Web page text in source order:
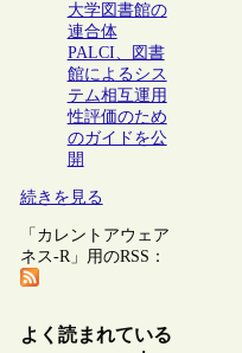
大学図書館の
連合体
PALCI、図書
館によるシス
テム相互運用
性評価のため
のガイドを公
開
続きを見る
「カレントアウェア
ネス-R」用のRSS：
よく読まれている